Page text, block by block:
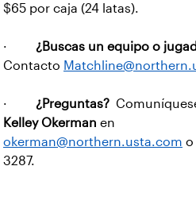
$65 por caja (24 latas).
· ¿Buscas un equipo o
Contacto
· ¿Preguntas?
Kelley Okerman en
okerman@northern.usta.com o
3287.